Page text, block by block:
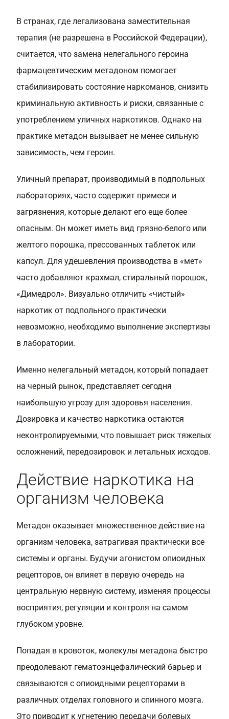
В странах, где легализована заместительная
терапия (не разрешена в Российской Федерации),
считается, что замена нелегального героина
фармацевтическим метадоном помогает
стабилизировать состояние наркоманов, снизить
криминальную активность и риски, связанные с
употреблением уличных наркотиков. Однако на
практике метадон вызывает не менее сильную
зависимость, чем героин.
Уличный препарат, производимый в подпольных
лабораториях, часто содержит примеси и
загрязнения, которые делают его еще более
опасным. Он может иметь вид грязно-белого или
желтого порошка, прессованных таблеток или
капсул. Для удешевления производства в «мет»
часто добавляют крахмал, стиральный порошок,
«Димедрол». Визуально отличить «чистый»
наркотик от подпольного практически
невозможно, необходимо выполнение экспертизы
в лаборатории.
Именно нелегальный метадон, который попадает
на черный рынок, представляет сегодня
наибольшую угрозу для здоровья населения.
Дозировка и качество наркотика остаются
неконтролируемыми, что повышает риск тяжелых
осложнений, передозировок и летальных исходов.
Действие наркотика на
организм человека
Метадон оказывает множественное действие на
организм человека, затрагивая практически все
системы и органы. Будучи агонистом опиоидных
рецепторов, он влияет в первую очередь на
центральную нервную систему, изменяя процессы
восприятия, регуляции и контроля на самом
глубоком уровне.
Попадая в кровоток, молекулы метадона быстро
преодолевают гематоэнцефалический барьер и
связываются с опиоидными рецепторами в
различных отделах головного и спинного мозга.
Это приводит к угнетению передачи болевых